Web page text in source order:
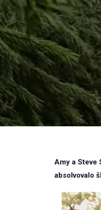
Amy a Steve
absolvovalo